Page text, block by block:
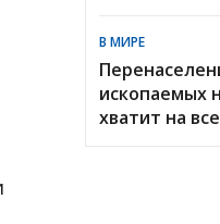
В МИРЕ
ископаемых
хватит на